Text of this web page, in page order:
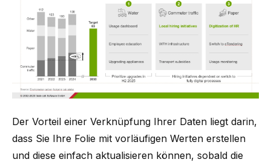
Der Vorteil einer Verknüpfung Ihrer Daten liegt darin,
dass Sie Ihre Folie mit vorläufigen Werten erstellen
und diese einfach aktualisieren können, sobald die